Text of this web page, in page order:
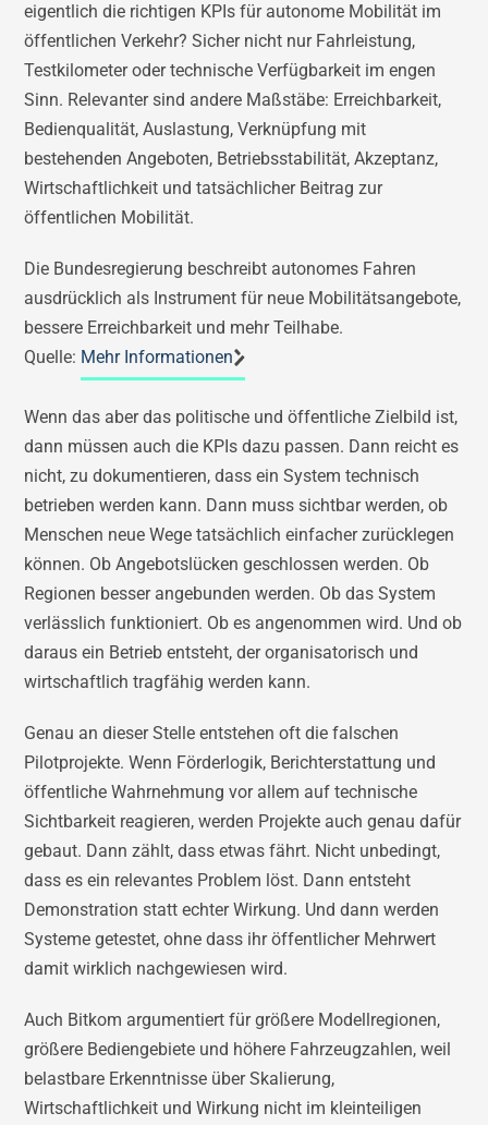
eigentlich die richtigen KPIs für autonome Mobilität im
öffentlichen Verkehr? Sicher nicht nur Fahrleistung,
Testkilometer oder technische Verfügbarkeit im engen
Sinn. Relevanter sind andere Maßstäbe: Erreichbarkeit,
Bedienqualität, Auslastung, Verknüpfung mit
bestehenden Angeboten, Betriebsstabilität, Akzeptanz,
Wirtschaftlichkeit und tatsächlicher Beitrag zur
öffentlichen Mobilität.
Die Bundesregierung beschreibt autonomes Fahren
ausdrücklich als Instrument für neue Mobilitätsangebote,
bessere Erreichbarkeit und mehr Teilhabe.
Quelle: Mehr Informationen
Wenn das aber das politische und öffentliche Zielbild ist,
dann müssen auch die KPIs dazu passen. Dann reicht es
nicht, zu dokumentieren, dass ein System technisch
betrieben werden kann. Dann muss sichtbar werden, ob
Menschen neue Wege tatsächlich einfacher zurücklegen
können. Ob Angebotslücken geschlossen werden. Ob
Regionen besser angebunden werden. Ob das System
verlässlich funktioniert. Ob es angenommen wird. Und ob
daraus ein Betrieb entsteht, der organisatorisch und
wirtschaftlich tragfähig werden kann.
Genau an dieser Stelle entstehen oft die falschen
Pilotprojekte. Wenn Förderlogik, Berichterstattung und
öffentliche Wahrnehmung vor allem auf technische
Sichtbarkeit reagieren, werden Projekte auch genau dafür
gebaut. Dann zählt, dass etwas fährt. Nicht unbedingt,
dass es ein relevantes Problem löst. Dann entsteht
Demonstration statt echter Wirkung. Und dann werden
Systeme getestet, ohne dass ihr öffentlicher Mehrwert
damit wirklich nachgewiesen wird.
Auch Bitkom argumentiert für größere Modellregionen,
größere Bediengebiete und höhere Fahrzeugzahlen, weil
belastbare Erkenntnisse über Skalierung,
Wirtschaftlichkeit und Wirkung nicht im kleinteiligen